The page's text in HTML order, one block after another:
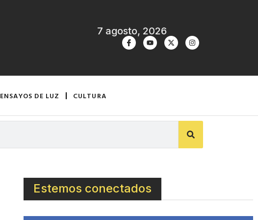
7 agosto, 2026
ENSAYOS DE LUZ CULTURA
Estemos conectados